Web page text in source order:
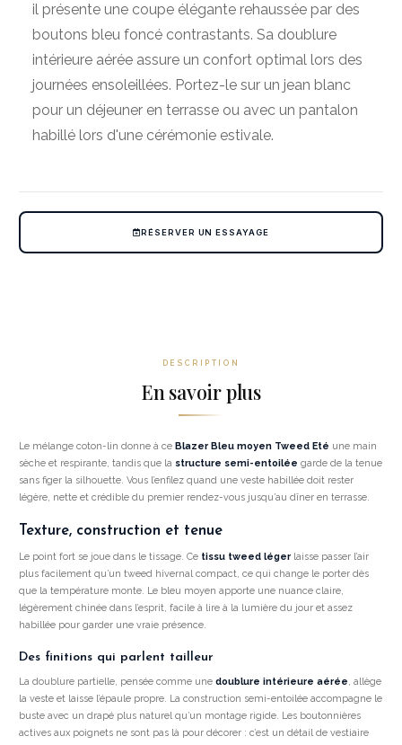
il présente une coupe élégante rehaussée par des
boutons bleu foncé contrastants. Sa doublure
intérieure aérée assure un confort optimal lors des
journées ensoleillées. Portez-le sur un jean blanc
pour un déjeuner en terrasse ou avec un pantalon
habillé lors d'une cérémonie estivale.
RÉSERVER UN ESSAYAGE
DESCRIPTION
En savoir plus
Le mélange coton-lin donne à ce Blazer Bleu moyen Tweed Eté une main
sèche et respirante, tandis que la structure semi-entoilée garde de la tenue
sans figer la silhouette. Vous l’enfilez quand une veste habillée doit rester
légère, nette et crédible du premier rendez-vous jusqu’au dîner en terrasse.
Texture, construction et tenue
Le point fort se joue dans le tissage. Ce tissu tweed léger laisse passer l’air
plus facilement qu’un tweed hivernal compact, ce qui change le porter dès
que la température monte. Le bleu moyen apporte une nuance claire,
légèrement chinée dans l’esprit, facile à lire à la lumière du jour et assez
habillée pour garder une vraie présence.
Des finitions qui parlent tailleur
La doublure partielle, pensée comme une doublure intérieure aérée, allège
la veste et laisse l’épaule propre. La construction semi-entoilée accompagne le
buste avec un drapé plus naturel qu’un montage rigide. Les boutonnières
actives aux poignets ne sont pas là pour décorer : c’est un détail de vestiaire